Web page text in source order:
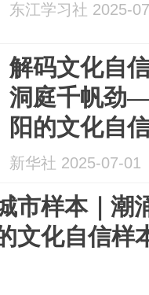
东江学习社 2025-
解码文化自
洞庭千帆劲
阳的文化自
新华社 2025-07-01
市样本｜
文化自信样